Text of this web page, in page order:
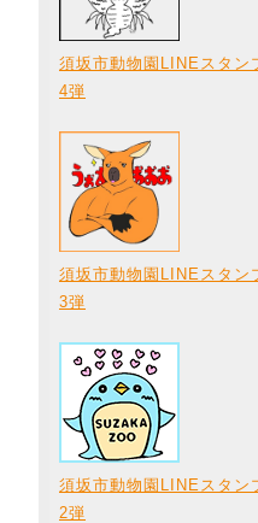
須坂市動物園LINEスタン
4弾
須坂市動物園LINEスタン
3弾
須坂市動物園LINEスタン
2弾